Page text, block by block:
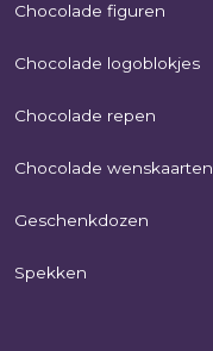
Chocolade figuren
Chocolade logoblokjes
Chocolade repen
Chocolade wenskaarten
Geschenkdozen
Spekken